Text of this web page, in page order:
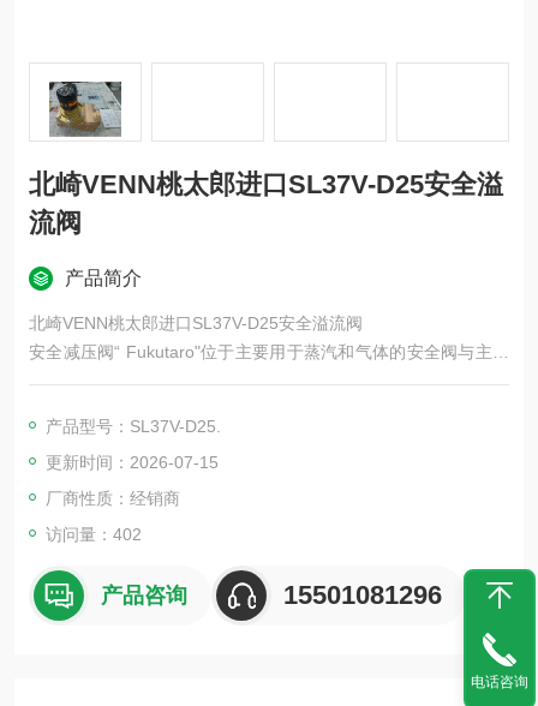
北崎VENN桃太郎进口SL37V-D25安全溢
流阀
产品简介
北崎VENN桃太郎进口SL37V-D25安全溢流阀
安全减压阀“ Fukutaro"位于主要用于蒸汽和气体的安全阀与主要
用于液体的安全阀之间。
产品型号：SL37V-D25.
更新时间：2026-07-15
厂商性质：经销商
访问量：402
产品咨询 15501081296
电话咨询